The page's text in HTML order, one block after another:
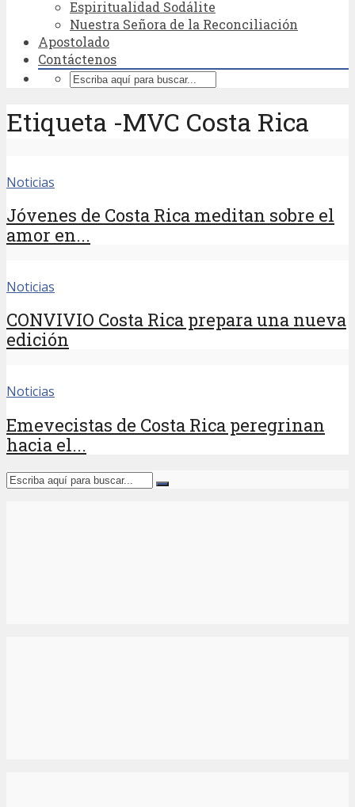
Espiritualidad Sodálite
Nuestra Señora de la Reconciliación
Apostolado
Contáctenos
Etiqueta -MVC Costa Rica
Noticias
Jóvenes de Costa Rica meditan sobre el
amor en...
Noticias
CONVIVIO Costa Rica prepara una nueva
edición
Noticias
Emevecistas de Costa Rica peregrinan
hacia el...